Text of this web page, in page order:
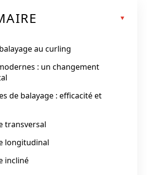
au curling
: un changement
de balayage : efficacité et
transversal
longitudinal
incliné